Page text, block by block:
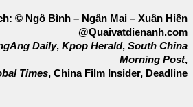
© Ngô Bình – Ngân Mai – Xuân Hiền
@Quaivatdienanh.com
Daily, Kpop Herald, South China
Morning Post,
Times, China Film Insider, Deadline